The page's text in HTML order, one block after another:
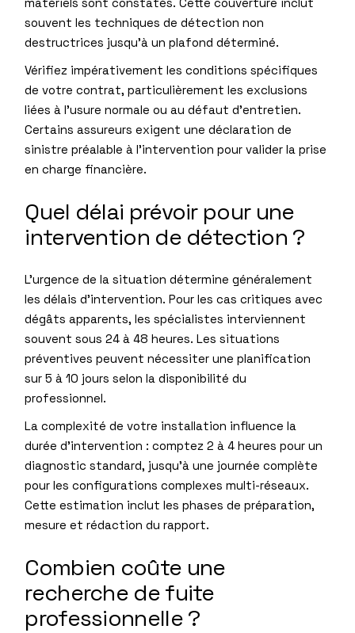
souvent les techniques de détection non
destructrices jusqu’à un plafond déterminé.
Vérifiez impérativement les conditions spécifiques
de votre contrat, particulièrement les exclusions
liées à l’usure normale ou au défaut d’entretien.
Certains assureurs exigent une déclaration de
sinistre préalable à l’intervention pour valider la prise
en charge financière.
Quel délai prévoir pour une
intervention de détection ?
L’urgence de la situation détermine généralement
les délais d’intervention. Pour les cas critiques avec
dégâts apparents, les spécialistes interviennent
souvent sous 24 à 48 heures. Les situations
préventives peuvent nécessiter une planification
sur 5 à 10 jours selon la disponibilité du
professionnel.
La complexité de votre installation influence la
durée d’intervention : comptez 2 à 4 heures pour un
diagnostic standard, jusqu’à une journée complète
pour les configurations complexes multi-réseaux.
Cette estimation inclut les phases de préparation,
mesure et rédaction du rapport.
Combien coûte une
recherche de fuite
professionnelle ?